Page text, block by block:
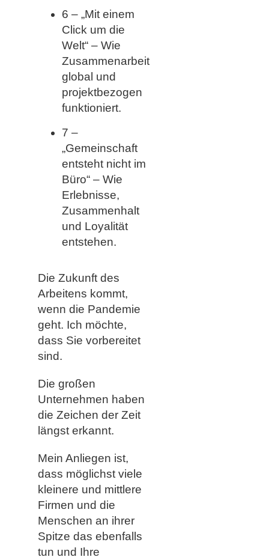
6 – „Mit einem
Click um die
Welt“ – Wie
Zusammenarbeit
global und
projektbezogen
funktioniert.
7 –
„Gemeinschaft
entsteht nicht im
Büro“ – Wie
Erlebnisse,
Zusammenhalt
und Loyalität
entstehen.
Die Zukunft des
Arbeitens kommt,
wenn die Pandemie
geht. Ich möchte,
dass Sie vorbereitet
sind.
Die großen
Unternehmen haben
die Zeichen der Zeit
längst erkannt.
Mein Anliegen ist,
dass möglichst viele
kleinere und mittlere
Firmen und die
Menschen an ihrer
Spitze das ebenfalls
tun und Ihre